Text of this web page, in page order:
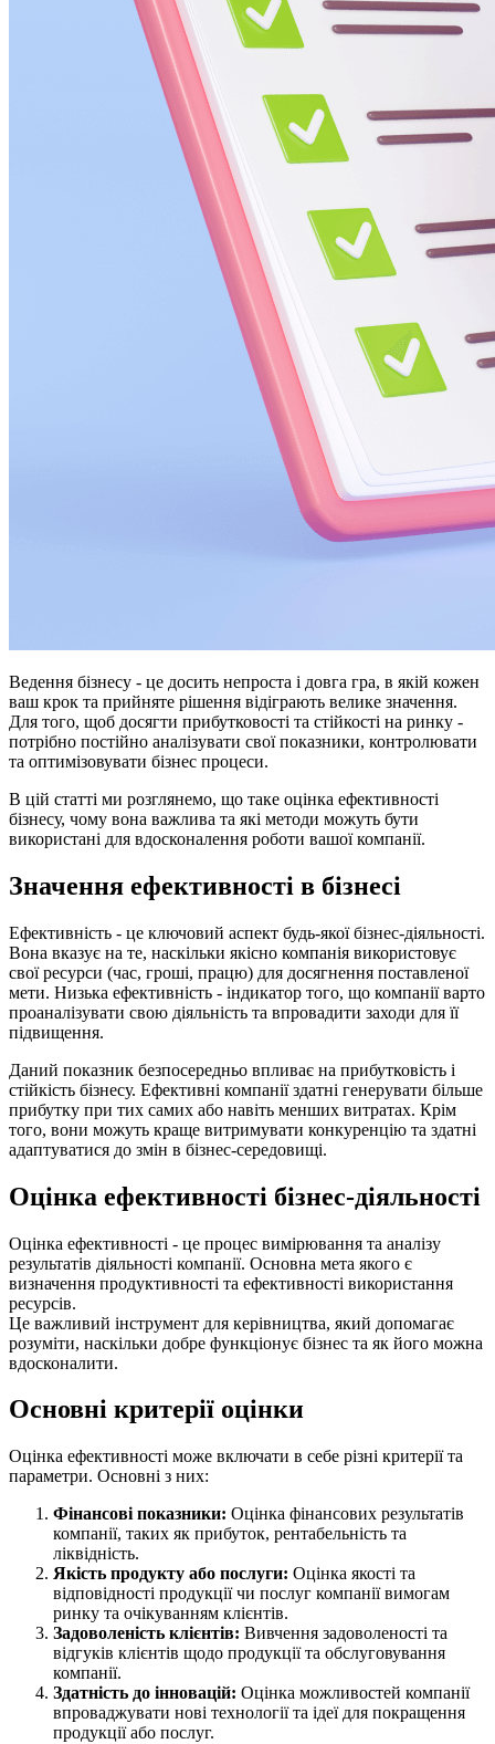
Ведення бізнесу - це досить непроста і довга гра, в якій кожен
ваш крок та прийняте рішення відіграють велике значення.
Для того, щоб досягти прибутковості та стійкості на ринку -
потрібно постійно аналізувати свої показники, контролювати
та оптимізовувати бізнес процеси.
В цій статті ми розглянемо, що таке оцінка ефективності
бізнесу, чому вона важлива та які методи можуть бути
використані для вдосконалення роботи вашої компанії.
Значення ефективності в бізнесі
Ефективність - це ключовий аспект будь-якої бізнес-діяльності.
Вона вказує на те, наскільки якісно компанія використовує
свої ресурси (час, гроші, працю) для досягнення поставленої
мети. Низька ефективність - індикатор того, що компанії варто
проаналізувати свою діяльність та впровадити заходи для її
підвищення.
Даний показник безпосередньо впливає на прибутковість і
стійкість бізнесу. Ефективні компанії здатні генерувати більше
прибутку при тих самих або навіть менших витратах. Крім
того, вони можуть краще витримувати конкуренцію та здатні
адаптуватися до змін в бізнес-середовищі.
Оцінка ефективності бізнес-діяльності
Оцінка ефективності - це процес вимірювання та аналізу
результатів діяльності компанії. Основна мета якого є
визначення продуктивності та ефективності використання
ресурсів.
Це важливий інструмент для керівництва, який допомагає
розуміти, наскільки добре функціонує бізнес та як його можна
вдосконалити.
Основні критерії оцінки
Оцінка ефективності може включати в себе різні критерії та
параметри. Основні з них:
Фінансові показники: Оцінка фінансових результатів
компанії, таких як прибуток, рентабельність та
ліквідність.
Якість продукту або послуги: Оцінка якості та
відповідності продукції чи послуг компанії вимогам
ринку та очікуванням клієнтів.
Задоволеність клієнтів: Вивчення задоволеності та
відгуків клієнтів щодо продукції та обслуговування
компанії.
Здатність до інновацій: Оцінка можливостей компанії
впроваджувати нові технології та ідеї для покращення
продукції або послуг.